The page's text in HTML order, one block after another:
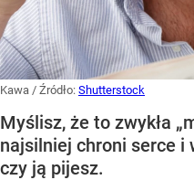
Kawa / Źródło: Shutterstock
Myślisz, że to zwykła
najsilniej chroni serce i
czy ją pijesz.